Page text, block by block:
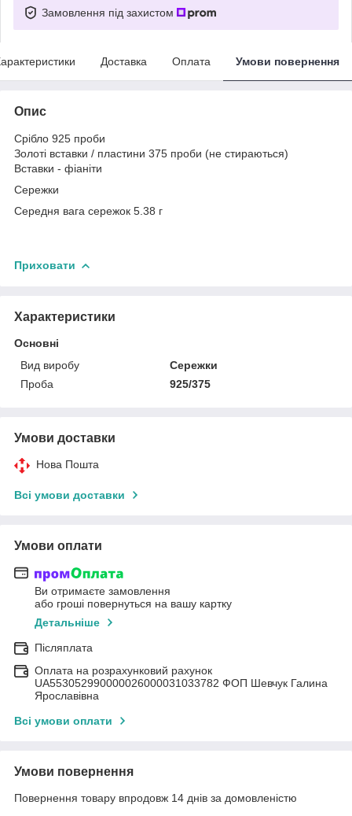
Замовлення під захистом
Доставка Оплата Умови повернення
Опис
Срібло 925 проби
Золоті вставки / пластини 375 проби (не стираються)
Вставки - фіаніти
Сережки
Середня вага сережок 5.38 г
Приховати
Характеристики
Основні
Вид виробу
Сережки
Проба
925/375
Умови доставки
Нова Пошта
Всі умови доставки
Умови оплати
Ви отримаєте замовлення
або гроші повернуться на вашу картку
Детальніше
Післяплата
Оплата на розрахунковий рахунок
UA553052990000026000031033782 ФОП Шевчук Галина
Ярославівна
Всі умови оплати
Умови повернення
Повернення товару впродовж 14 днів за домовленістю